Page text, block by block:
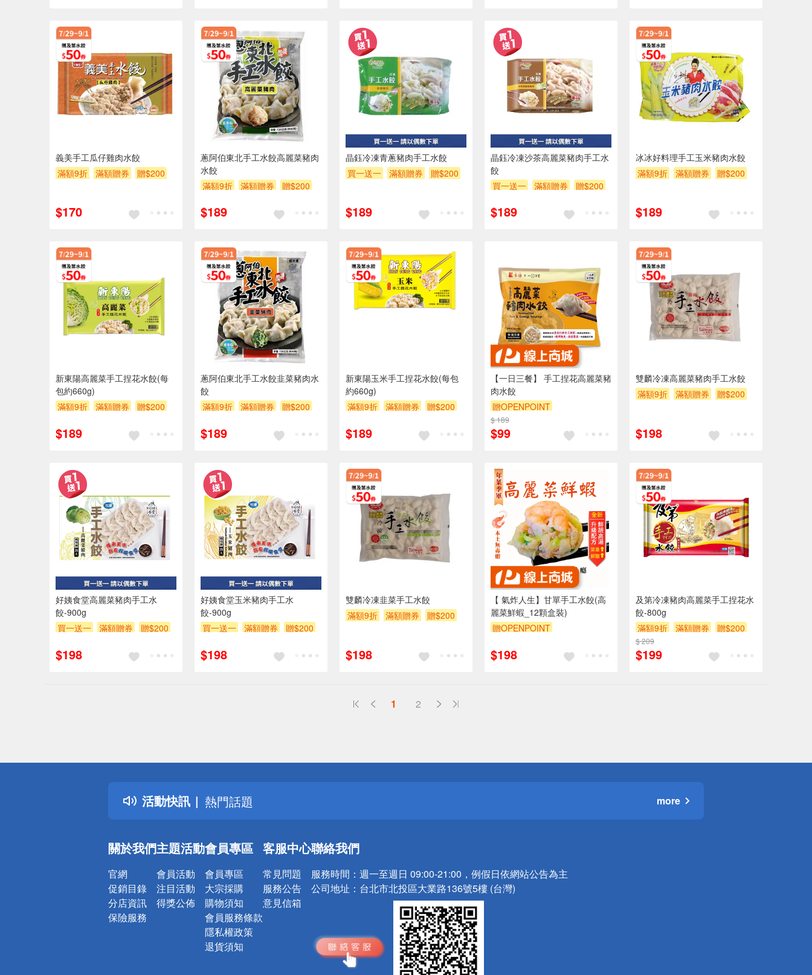
義美手工瓜仔雞肉水餃
滿額9折
滿額贈券 贈$200
$170
蔥阿伯東北手工水餃高麗菜豬肉
水餃
滿額9折
滿額贈券 贈$200
$189
晶鈺冷凍青蔥豬肉手工水餃
買一送一
滿額贈券 贈$200
$189
晶鈺冷凍沙茶高麗菜豬肉手工水
餃
買一送一
滿額贈券 贈$200
$189
冰冰好料理手工玉米豬肉水餃
滿額9折
滿額贈券 贈$200
$189
新東陽高麗菜手工捏花水餃(每
包約660g)
滿額9折
滿額贈券 贈$200
$189
蔥阿伯東北手工水餃韭菜豬肉水
餃
滿額9折
滿額贈券 贈$200
$189
新東陽玉米手工捏花水餃(每包
約660g)
滿額9折
滿額贈券 贈$200
$189
【一日三餐】 手工捏花高麗菜豬
肉水餃
贈OPENPOINT
$ 189
$99
雙麟冷凍高麗菜豬肉手工水餃
滿額9折
滿額贈券 贈$200
$198
好姨食堂高麗菜豬肉手工水
餃-900g
買一送一
滿額贈券 贈$200
$198
好姨食堂玉米豬肉手工水
餃-900g
買一送一
滿額贈券 贈$200
$198
雙麟冷凍韭菜手工水餃
滿額9折
滿額贈券 贈$200
$198
【 氣炸人生】甘單手工水餃(高
麗菜鮮蝦_12顆盒裝)
贈OPENPOINT
$198
及第冷凍豬肉高麗菜手工捏花水
餃-800g
滿額9折
滿額贈券 贈$200
$ 209
$199
1 2
活動快訊
詐騙網頁！請小心！
得獎公告
熱門話題
銀行優惠
詐騙網頁！請小心！
more
關於我們
官網
促銷目錄
分店資訊
保險服務
主題活動
會員活動
注目活動
得獎公佈
會員專區
會員專區
大宗採購
購物須知
會員服務條款
隱私權政策
退貨須知
客服中心
常見問題
服務公告
意見信箱
聯絡我們
服務時間： 週一至週日 09:00-21:00，例假日依網站公告為主
公司地址： 台北市北投區大業路136號5樓 (台灣)